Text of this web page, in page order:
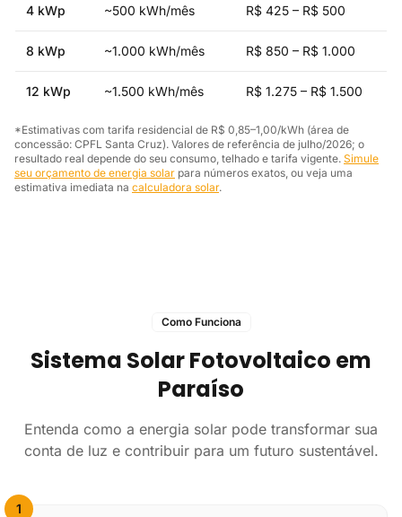
4 kWp ~500 kWh/mês R$ 425 – R$ 500
8 kWp ~1.000 kWh/mês R$ 850 – R$ 1.000
12 kWp ~1.500 kWh/mês R$ 1.275 – R$ 1.500
*Estimativas com tarifa residencial de R$ 0,85–1,00/kWh (área de
concessão: CPFL Santa Cruz). Valores de referência de julho/2026; o
resultado real depende do seu consumo, telhado e tarifa vigente. Simule
seu orçamento de energia solar para números exatos, ou veja uma
estimativa imediata na calculadora solar.
Como Funciona
Sistema Solar Fotovoltaico em
Paraíso
Entenda como a energia solar pode transformar sua
conta de luz e contribuir para um futuro sustentável.
1